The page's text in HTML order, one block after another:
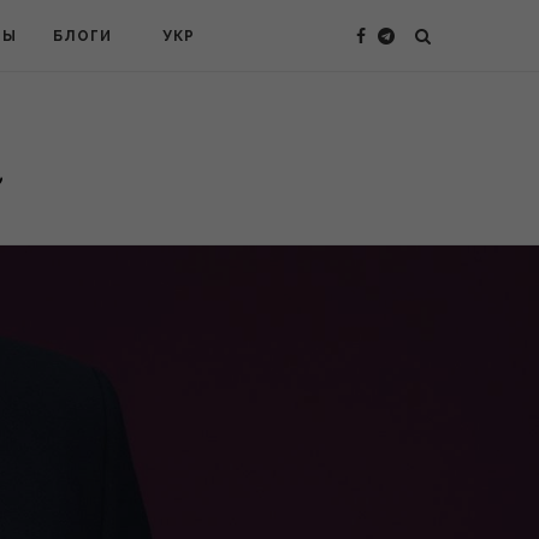
БЛОГИ УКР